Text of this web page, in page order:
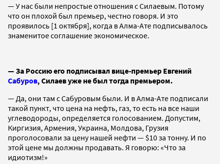
— У нас были непростые отношения с Силаевым. Потому
что он плохой был премьер, честно говоря. И это
проявилось [1 октября], когда в Алма-Ате подписывалось
знаменитое соглашение экономическое.
— За Россию его подписывал вице-премьер Евгений
Сабуров, Силаев уже не был тогда премьером.
— Да, они там с Сабуровым были. И в Алма-Ате подписали
такой пункт, что цена на нефть, газ, то есть на все наши
углеводороды, определяется голосованием. Допустим,
Киргизия, Армения, Украина, Молдова, Грузия
проголосовали за цену нашей нефти — $10 за тонну. И по
этой цене мы должны продавать. Я говорю: «Что за
идиотизм!»